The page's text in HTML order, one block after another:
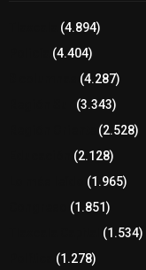
(4.894)
(4.404)
(4.287)
(3.343)
(2.528)
(2.128)
(1.965)
(1.851)
(1.534)
(1.278)